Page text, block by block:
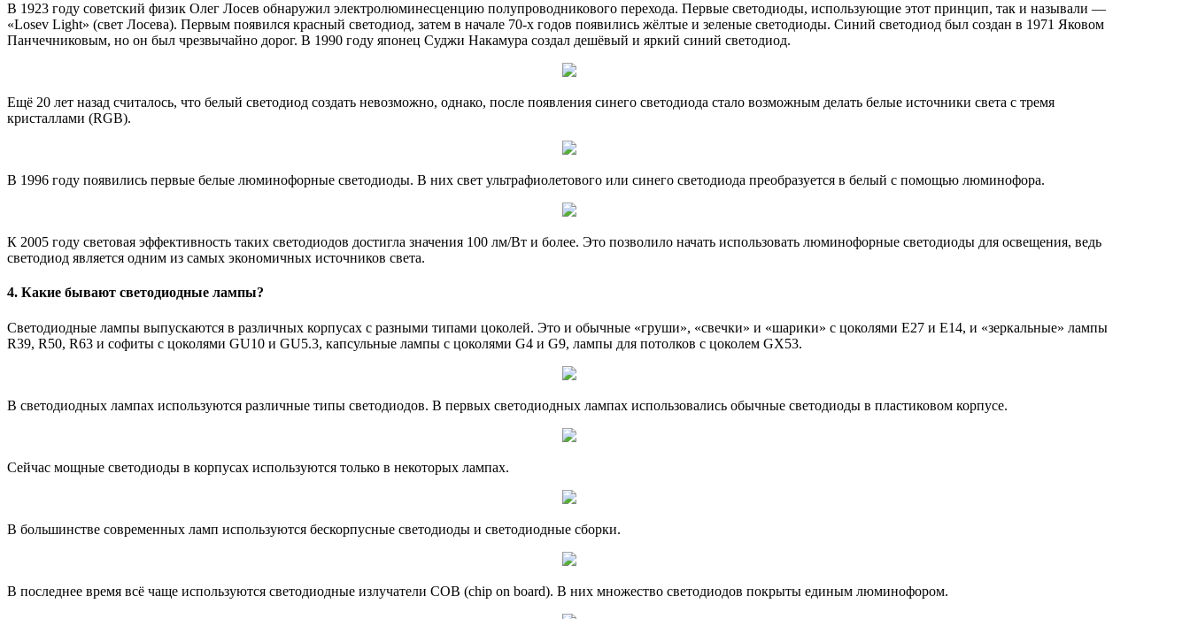
В 1923 году советский физик Олег Лосев обнаружил электролюминесценцию полупроводникового перехода. Первые светодиоды, использующие этот принцип, так и называли —
«Losev Light» (свет Лосева). Первым появился красный светодиод, затем в начале 70-х годов появились жёлтые и зеленые светодиоды. Cиний светодиод был создан в 1971 Яковом
Панчечниковым, но он был чрезвычайно дорог. В 1990 году японец Суджи Накамура создал дешёвый и яркий синий светодиод.
Ещё 20 лет назад считалось, что белый светодиод создать невозможно, однако, после появления синего светодиода стало возможным делать белые источники света с тремя
кристаллами (RGB).
В 1996 году появились первые белые люминофорные светодиоды. В них свет ультрафиолетового или синего светодиода преобразуется в белый с помощью люминофора.
К 2005 году световая эффективность таких светодиодов достигла значения 100 лм/Вт и более. Это позволило начать использовать люминофорные светодиоды для освещения, ведь
светодиод является одним из самых экономичных источников света.
4. Какие бывают светодиодные лампы?
Светодиодные лампы выпускаются в различных корпусах с разными типами цоколей. Это и обычные «груши», «свечки» и «шарики» с цоколями E27 и E14, и «зеркальные» лампы
R39, R50, R63 и софиты с цоколями GU10 и GU5.3, капсульные лампы с цоколями G4 и G9, лампы для потолков с цоколем GX53.
В светодиодных лампах используются различные типы светодиодов. В первых светодиодных лампах использовались обычные светодиоды в пластиковом корпусе.
Сейчас мощные светодиоды в корпусах используются только в некоторых лампах.
В большинстве современных ламп используются бескорпусные светодиоды и светодиодные сборки.
В последнее время всё чаще используются светодиодные излучатели COB (chip on board). В них множество светодиодов покрыты единым люминофором.